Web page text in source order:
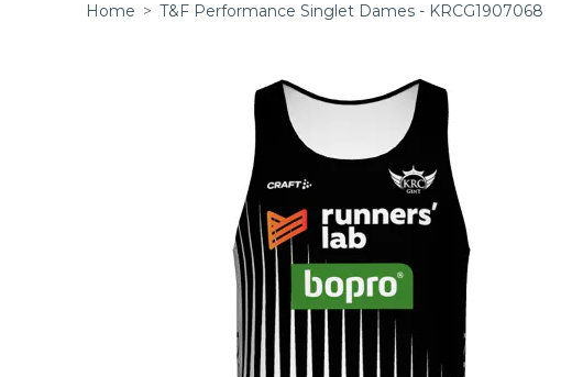
Home > T&F Performance Singlet Dames - KRCG1907068